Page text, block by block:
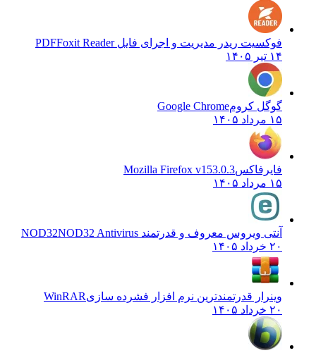
فوکسیت ریدر مدیریت و اجرای فایل PDFFoxit Reader
۱۴ تیر ۱۴۰۵
گوگل کرومGoogle Chrome
۱۵ مرداد ۱۴۰۵
فایرفاکسMozilla Firefox v153.0.3
۱۵ مرداد ۱۴۰۵
آنتی ویروس معروف و قدرتمند NOD32 NOD32 Antivirus
۲۰ خرداد ۱۴۰۵
وینرار قدرتمندترین نرم افزار فشرده سازیWinRAR
۲۰ خرداد ۱۴۰۵